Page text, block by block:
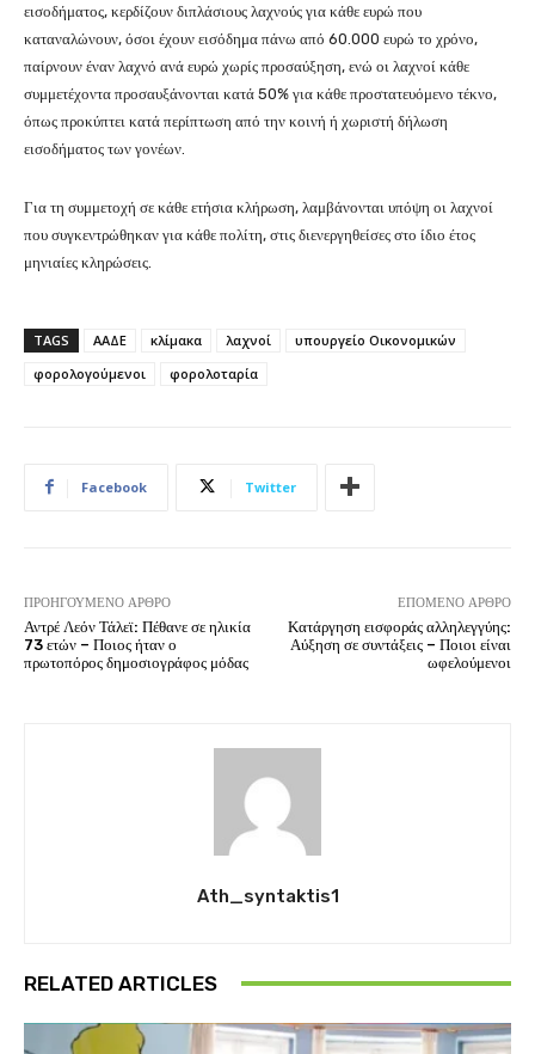
εισοδήματος, κερδίζουν διπλάσιους λαχνούς για κάθε ευρώ που
καταναλώνουν, όσοι έχουν εισόδημα πάνω από 60.000 ευρώ το χρόνο,
παίρνουν έναν λαχνό ανά ευρώ χωρίς προσαύξηση, ενώ οι λαχνοί κάθε
συμμετέχοντα προσαυξάνονται κατά 50% για κάθε προστατευόμενο τέκνο,
όπως προκύπτει κατά περίπτωση από την κοινή ή χωριστή δήλωση
εισοδήματος των γονέων.
Για τη συμμετοχή σε κάθε ετήσια κλήρωση, λαμβάνονται υπόψη οι λαχνοί
που συγκεντρώθηκαν για κάθε πολίτη, στις διενεργηθείσες στο ίδιο έτος
μηνιαίες κληρώσεις.
TAGS ΑΑΔΕ κλίμακα λαχνοί
υπουργείο Οικονομικών
φορολογούμενοι
φορολοταρία
Facebook Twitter
ΠΡΟΗΓΟΎΜΕΝΟ ΆΡΘΡΟ
Αντρέ Λεόν Τάλεϊ: Πέθανε σε ηλικία
73 ετών – Ποιος ήταν ο
πρωτοπόρος δημοσιογράφος μόδας
ΕΠΌΜΕΝΟ ΆΡΘΡΟ
Κατάργηση εισφοράς αλληλεγγύης:
Αύξηση σε συντάξεις – Ποιοι είναι
ωφελούμενοι
Ath_syntaktis1
RELATED ARTICLES